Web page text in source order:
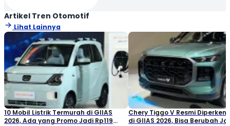
Artikel Tren Otomotif
Lihat Lainnya
10 Mobil Listrik Termurah di GIIAS
2026, Ada yang Promo Jadi Rp119
Chery Tiggo V Resmi
di GIIAS 2026, Bisa Berubah